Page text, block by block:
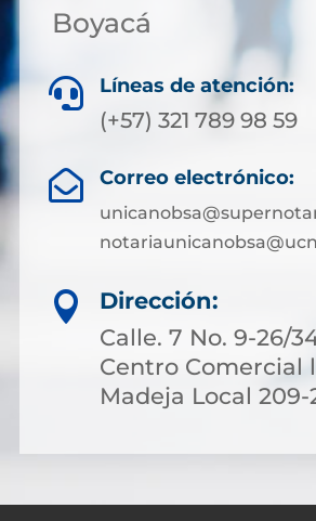
Boyacá
 Líneas de atención:
(+57) 321 789 98 59
 Correo electrónico:

Dirección:
Calle. 7 No. 9-26/
Centro Comercial
Madeja Local 209-